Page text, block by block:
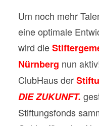
Um noch mehr
eine optimale
wird die
Nürnberg nun
ClubHaus der
DIE ZUKUNFT.
Stiftungsfonds